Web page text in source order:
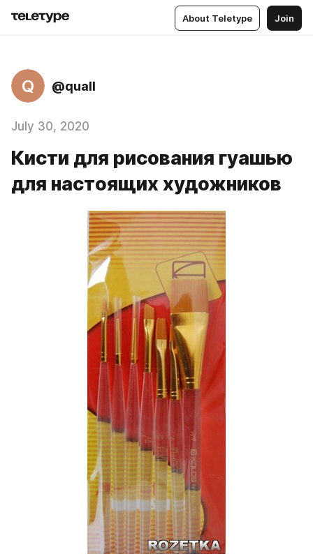
About Teletype Join
Q @quall
July 30, 2020
Кисти для рисования гуашью
для настоящих художников